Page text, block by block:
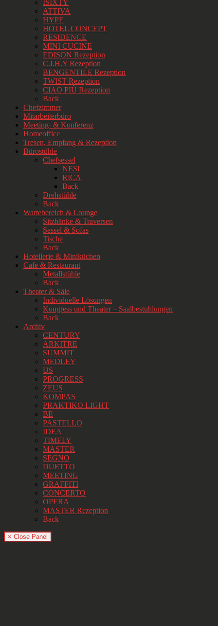
ISIXTY
ATTIVA
HYPE
HOTEL CONCEPT
RESIDENCE
MINI CUCINE
EDISON Rezeption
C.I.H.Y Rezeption
BENGENTILE Rezeption
TWIST Rezeption
CIAO PIÙ Rezeption
Back
Chefzimmer
Mitarbeiterbüro
Meeting- & Konferenz
Homeoffice
Tresen, Empfang & Rezeption
Bürostühle
Chefsessel
NESI
RICA
Back
Drehstühle
Back
Wartebereich & Lounge
Sitzbänke & Traversen
Sessel & Sofas
Tische
Back
Hotellerie & Miniküchen
Cafe & Restaurant
Metallstühle
Back
Theater & Säle
Individuelle Lösungen
Kongress und Theater – Saalbestuhlungen
Back
Archiv
CENTURY
ARKITRE
SUMMIT
MEDLEY
US
PROGRESS
ZEUS
KOMPAS
PRAKTIKO LIGHT
BE
PASTELLO
IDEA
TIMELY
MASTER
SEGNO
DUETTO
MEETING
GRAFFITI
CONCERTO
OPERA
MASTER Rezeption
Back
× Close Panel